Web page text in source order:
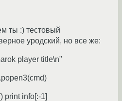
ты :) тестовый
уродский, но все же:
player title\n"
print info[:-1]